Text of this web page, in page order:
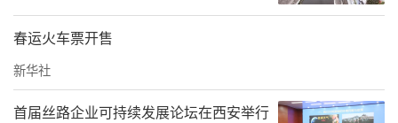
春运火车票开售
新华社
首届丝路企业可持续发展论坛在西安举行